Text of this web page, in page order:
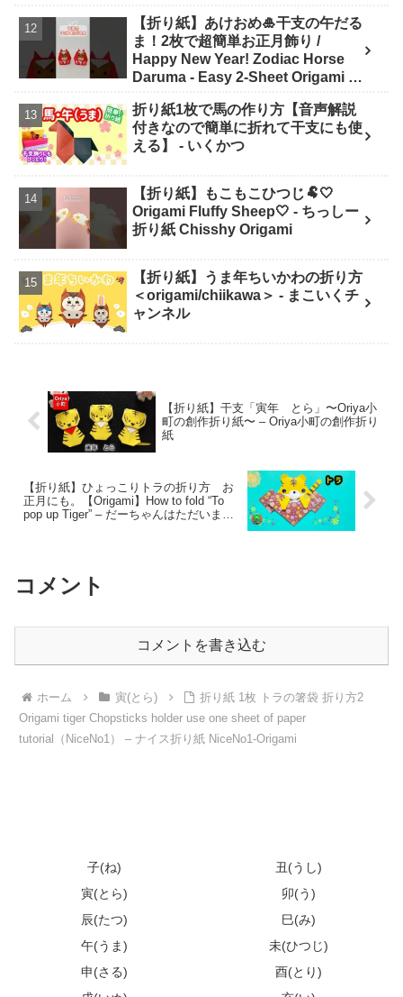
【折り紙】あけおめ🎍干支の午だる
ま！2枚で超簡単お正月飾り /
Happy New Year! Zodiac Horse
Daruma - Easy 2-Sheet Origami -
折り紙1枚で馬の作り方【音声解説
付きなので簡単に折れて干支にも使
える】 - いくかつ
【折り紙】もこもこひつじ🐏🤍
Origami Fluffy Sheep🤍 - ちっしー
折り紙 Chisshy Origami
【折り紙】うま年ちいかわの折り方
＜origami/chiikawa＞ - まこいくチ
ャンネル
【折り紙】干支「寅年 とら」〜Oriya小
町の創作折り紙〜 – Oriya小町の創作折り
紙
【折り紙】ひょっこりトラの折り方 お
正月にも。【Origami】How to fold “To
pop up Tiger” – だーちゃんはただいま折
コメント
コメントを書き込む
ホーム 寅(とら)
折り紙 1枚 トラの箸袋 折り方2
Origami tiger Chopsticks holder use one sheet of paper
tutorial（NiceNo1） – ナイス折り紙 NiceNo1-Origami
子(ね)
丑(うし)
寅(とら)
卯(う)
辰(たつ)
巳(み)
午(うま)
未(ひつじ)
申(さる)
酉(とり)